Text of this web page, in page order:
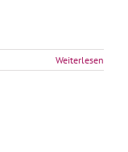
Weiterlesen